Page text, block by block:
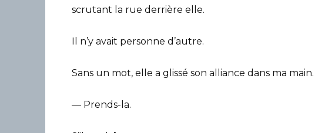
scrutant la rue derrière elle.
Il n’y avait personne d’autre.
Sans un mot, elle a glissé son alliance dans ma main.
— Prends-la.